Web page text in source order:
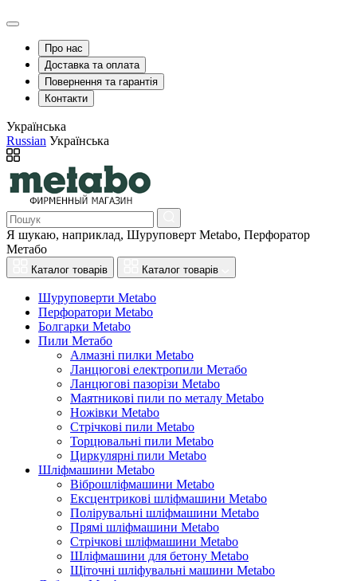
Про нас
Доставка та оплата
Повернення та гарантія
Контакти
Українська
Russian Українська
Я шукаю, наприклад, Шуруповерт Metabo, Перфоратор
Метабо
Каталог товарів Каталог товарів
Шуруповерти Metabo
Перфоратори Metabo
Болгарки Metabo
Пили Метабо
Алмазні пилки Metabo
Ланцюгові електропили Метабо
Ланцюгові пазорізи Metabo
Маятникові пили по металу Metabo
Ножівки Metabo
Стрічкові пили Metabo
Торцювальні пили Metabo
Циркулярні пили Metabo
Шліфмашини Metabo
Віброшліфмашини Metabo
Ексцентрикові шліфмашини Metabo
Полірувальні шліфмашини Metabo
Прямі шліфмашини Metabo
Стрічкові шліфмашини Metabo
Шліфмашини для бетону Metabo
Щіточні шліфувальні машини Metabo